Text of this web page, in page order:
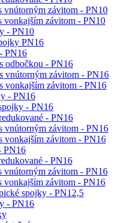
vnútorným závitom - PN10
vonkajším závitom - PN10
- PN10
PN16
PN16
odbočkou - PN16
vnútorným závitom - PN16
vonkajším závitom - PN16
- PN16
- PN16
- PN16
vnútorným závitom - PN16
vonkajším závitom - PN16
PN16
- PN16
vnútorným závitom - PN16
vonkajším závitom - PN16
spojky - PN12,5
- PN16